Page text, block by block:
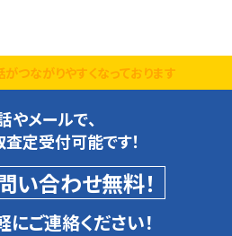
つながりやすくなっております
やメールで、
定受付可能です！
い合わせ無料！
ご連絡ください！